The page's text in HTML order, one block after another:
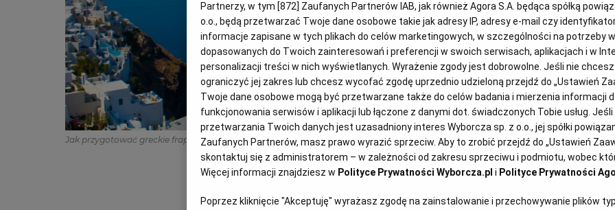
inne kawy
Magazyn Kuchnia 13.07.2021
Jak przygotować greckie frappé i inne kawy na upały(Shutterstock)
Partnerzy, w tym [872] Zaufanych Partnerów IAB, jak również Agora S.A. będąca spółką
o.o., będą przetwarzać Twoje dane osobowe takie jak adresy IP, adresy e-mail czy
informacje zapisane w tych plikach do celów marketingowych, w szczególności na potrzeby
dopasowanych do Twoich zainteresowań i preferencji w swoich serwisach, aplikacjach i w
personalizacji treści w nich wyświetlanych. Wyrażenie zgody jest dobrowolne. Jeśli nie
ograniczyć jej zakres lub chcesz wycofać zgodę uprzednio udzieloną przejdź do „Ustawień
Twoje dane osobowe mogą być przetwarzane także do celów badania i mierzenia informacji
funkcjonowania serwisów i aplikacji lub łączone z danymi dot. świadczonych Tobie usług.
przetwarzania Twoich danych jest uzasadniony interes Wyborcza sp. z o.o., jej spółki
Zaufanych Partnerów, masz prawo wyrazić sprzeciw. Aby to zrobić przejdź do „Ustawień
skontaktuj się z administratorem – w zależności od zakresu sprzeciwu i podmiotu, wobec
Więcej informacji znajdziesz w Polityce Prywatności Wyborcza.pl i Polityce Prywatności
Poprzez kliknięcie "Akceptuję" wyrażasz zgodę na zainstalowanie i przechowywanie plików